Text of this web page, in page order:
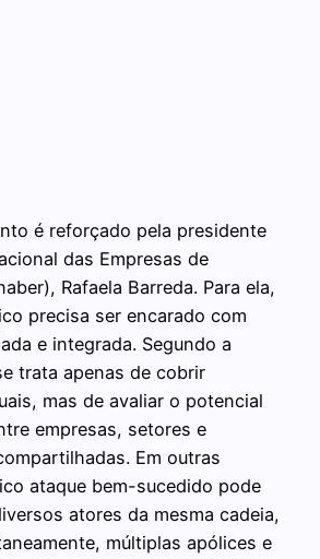
é reforçado pela presidente
das Empresas de
Rafaela Barreda. Para ela,
precisa ser encarado com
e integrada. Segundo a
trata apenas de cobrir
mas de avaliar o potencial
empresas, setores e
Em outras
ataque bem-sucedido pode
atores da mesma cadeia,
múltiplas apólices e